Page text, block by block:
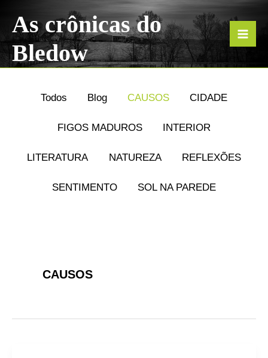
para
o
conteúdo
As crônicas do
Bledow
posts
por
categoria
Todos Blog CAUSOS CIDADE
FIGOS MADUROS INTERIOR
LITERATURA NATUREZA REFLEXÕES
SENTIMENTO SOL NA PAREDE
CAUSOS